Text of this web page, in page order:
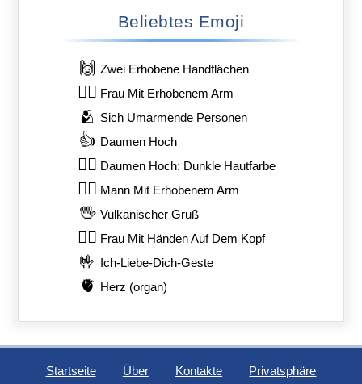
Beliebtes Emoji
🙌 Zwei Erhobene Handflächen
🙋‍♀️ Frau Mit Erhobenem Arm
🫂 Sich Umarmende Personen
👍 Daumen Hoch
👍🏿 Daumen Hoch: Dunkle Hautfarbe
🙋‍♂️ Mann Mit Erhobenem Arm
🖖 Vulkanischer Gruß
🙆‍♀️ Frau Mit Händen Auf Dem Kopf
🤟 Ich-Liebe-Dich-Geste
🫀 Herz (organ)
Startseite Über Kontakte Privatsphäre